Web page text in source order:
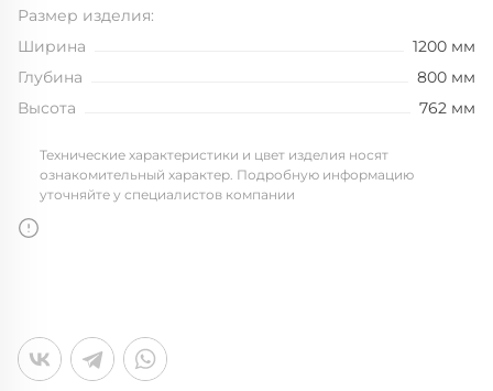
Размер изделия:
Ширина
1200 мм
Глубина
800 мм
Высота
762 мм
Технические характеристики и цвет изделия носят
ознакомительный характер. Подробную информацию
уточняйте у специалистов компании